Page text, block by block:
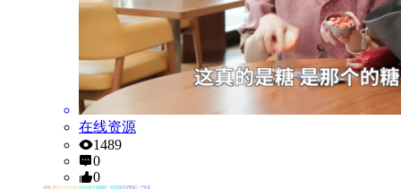
在线资源
1489
0
0